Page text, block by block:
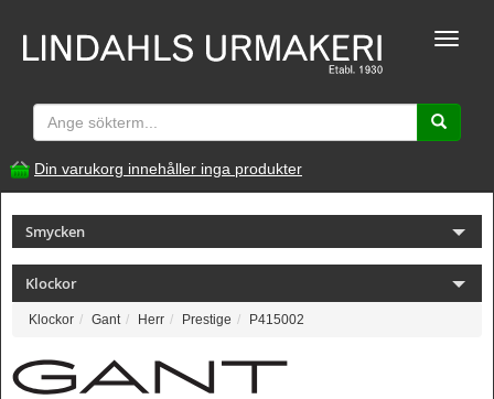
Toggle
Din varukorg innehåller inga produkter
Smycken
Klockor
Klockor Gant Herr Prestige P415002